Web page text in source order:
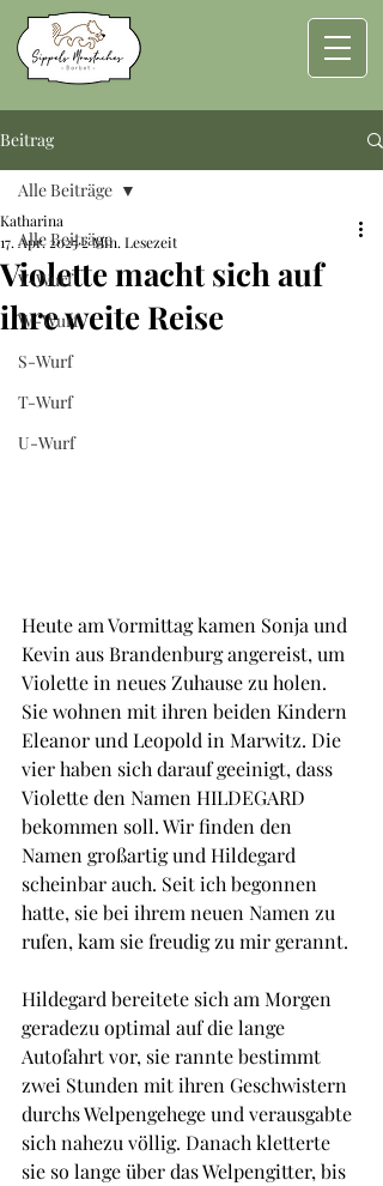
Beitrag
Alle Beiträge
V-Wurf
W-Wurf
S-Wurf
T-Wurf
U-Wurf
Alle Beiträge
Violette macht sich auf
ihre weite Reise
Katharina
17. Apr. 20252 Min. Lesezeit
Heute am Vormittag kamen Sonja und
Kevin aus Brandenburg angereist, um
Violette in neues Zuhause zu holen.
Sie wohnen mit ihren beiden Kindern
Eleanor und Leopold in Marwitz. Die
vier haben sich darauf geeinigt, dass
Violette den Namen HILDEGARD
bekommen soll. Wir finden den
Namen großartig und Hildegard
scheinbar auch. Seit ich begonnen
hatte, sie bei ihrem neuen Namen zu
rufen, kam sie freudig zu mir gerannt.
Hildegard bereitete sich am Morgen
geradezu optimal auf die lange
Autofahrt vor, sie rannte bestimmt
zwei Stunden mit ihren Geschwistern
durchs Welpengehege und verausgabte
sich nahezu völlig. Danach kletterte
sie so lange über das Welpengitter, bis